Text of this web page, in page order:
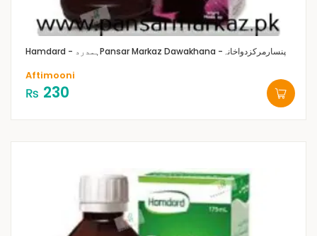
Hamdard - ہمدرد Pansar Markaz Dawakhana -پنسارمرکزدواخانہ
Aftimooni
₨ 230